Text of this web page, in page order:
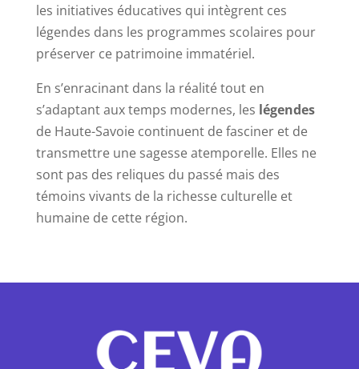
les initiatives éducatives qui intègrent ces
légendes dans les programmes scolaires pour
préserver ce patrimoine immatériel.
En s’enracinant dans la réalité tout en
s’adaptant aux temps modernes, les légendes
de Haute-Savoie continuent de fasciner et de
transmettre une sagesse atemporelle. Elles ne
sont pas des reliques du passé mais des
témoins vivants de la richesse culturelle et
humaine de cette région.